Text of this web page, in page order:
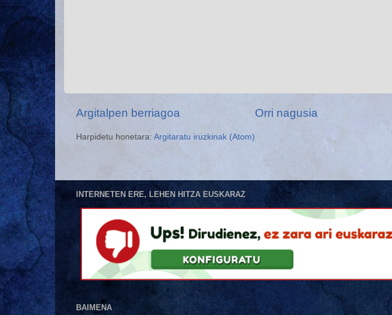
Argitalpen berriagoa Orri nagusia
Harpidetu honetara: Argitaratu iruzkinak (Atom)
INTERNETEN ERE, LEHEN HITZA EUSKARAZ
BAIMENA